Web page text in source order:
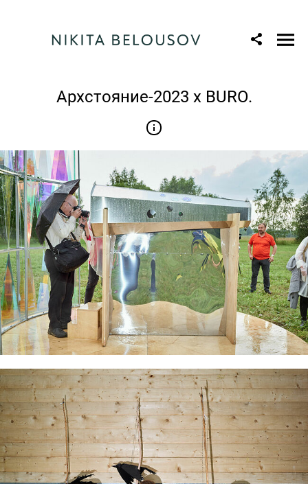
Архстояние-2023 x BURO.